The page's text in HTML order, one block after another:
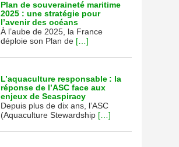
Plan de souveraineté maritime
2025 : une stratégie pour
l’avenir des océans
À l’aube de 2025, la France
déploie son Plan de […]
L’aquaculture responsable : la
réponse de l’ASC face aux
enjeux de Seaspiracy
Depuis plus de dix ans, l’ASC
(Aquaculture Stewardship […]